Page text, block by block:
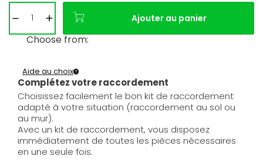
Ajouter au panier
Choose from:
Complétez votre raccordement
Aide au choix
Choisissez facilement le bon kit de raccordement
adapté à votre situation (raccordement au sol ou
au mur).
Avec un kit de raccordement, vous disposez
immédiatement de toutes les pièces nécessaires
en une seule fois.